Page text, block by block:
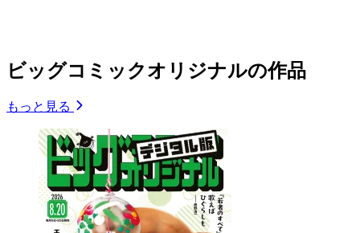
ビッグコミックオリジナルの作品
もっと見る